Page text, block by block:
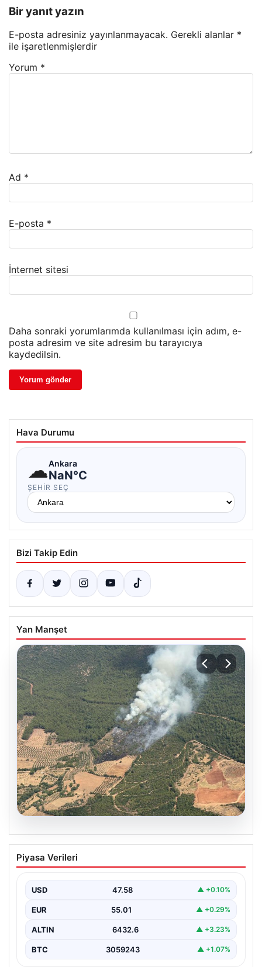
Bir yanıt yazın
E-posta adresiniz yayınlanmayacak. Gerekli alanlar *
ile işaretlenmişlerdir
Yorum *
Ad *
E-posta *
İnternet sitesi
Daha sonraki yorumlarımda kullanılması için adım, e-
posta adresim ve site adresim bu tarayıcıya
kaydedilsin.
Hava Durumu
☁Ankara
NaN°C
ŞEHIR SEÇ
Bizi Takip Edin
Yan Manşet
Muğla Yatağan’da Orman Yangını
Kontrol Altında
yangını, hem havadan hem de karadan yürütülen
kapsamlı…
Piyasa Verileri
USD 47.58 ▲ +0.10%
EUR 55.01 ▲ +0.29%
ALTIN 6432.6 ▲ +3.23%
BTC 3059243 ▲ +1.07%